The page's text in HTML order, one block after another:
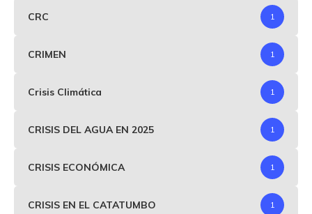
CRC 1
CRIMEN 1
Crisis Climática 1
CRISIS DEL AGUA EN 2025 1
CRISIS ECONÓMICA 1
CRISIS EN EL CATATUMBO 1